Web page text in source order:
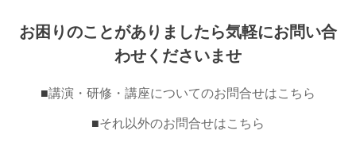
お困りのことがありましたら気軽にお問い合
わせくださいませ
■講演・研修・講座についてのお問合せはこちら
■それ以外のお問合せはこちら